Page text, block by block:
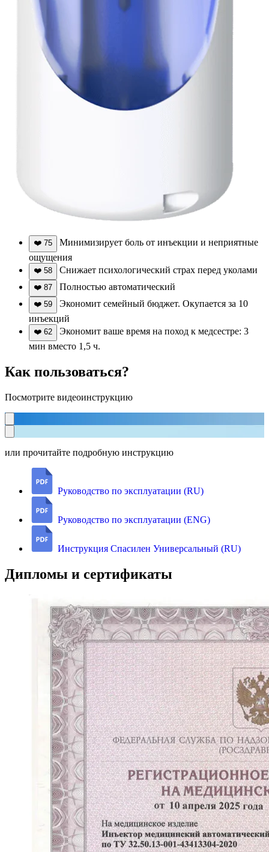
❤️ 75
Минимизирует боль от инъекции и неприятные
ощущения
❤️ 58 Снижает психологический страх перед уколами
❤️ 87 Полностью автоматический
❤️ 59
Экономит семейный бюджет. Окупается за 10
инъекций
❤️ 62
Экономит ваше время на поход к медсестре: 3
мин вместо 1,5 ч.
Как пользоваться?
Посмотрите видеоинструкцию
или прочитайте подробную инструкцию
Руководство по эксплуатации (RU)
Руководство по эксплуатации (ENG)
Инструкция Спасилен Универсальный (RU)
Дипломы и сертификаты